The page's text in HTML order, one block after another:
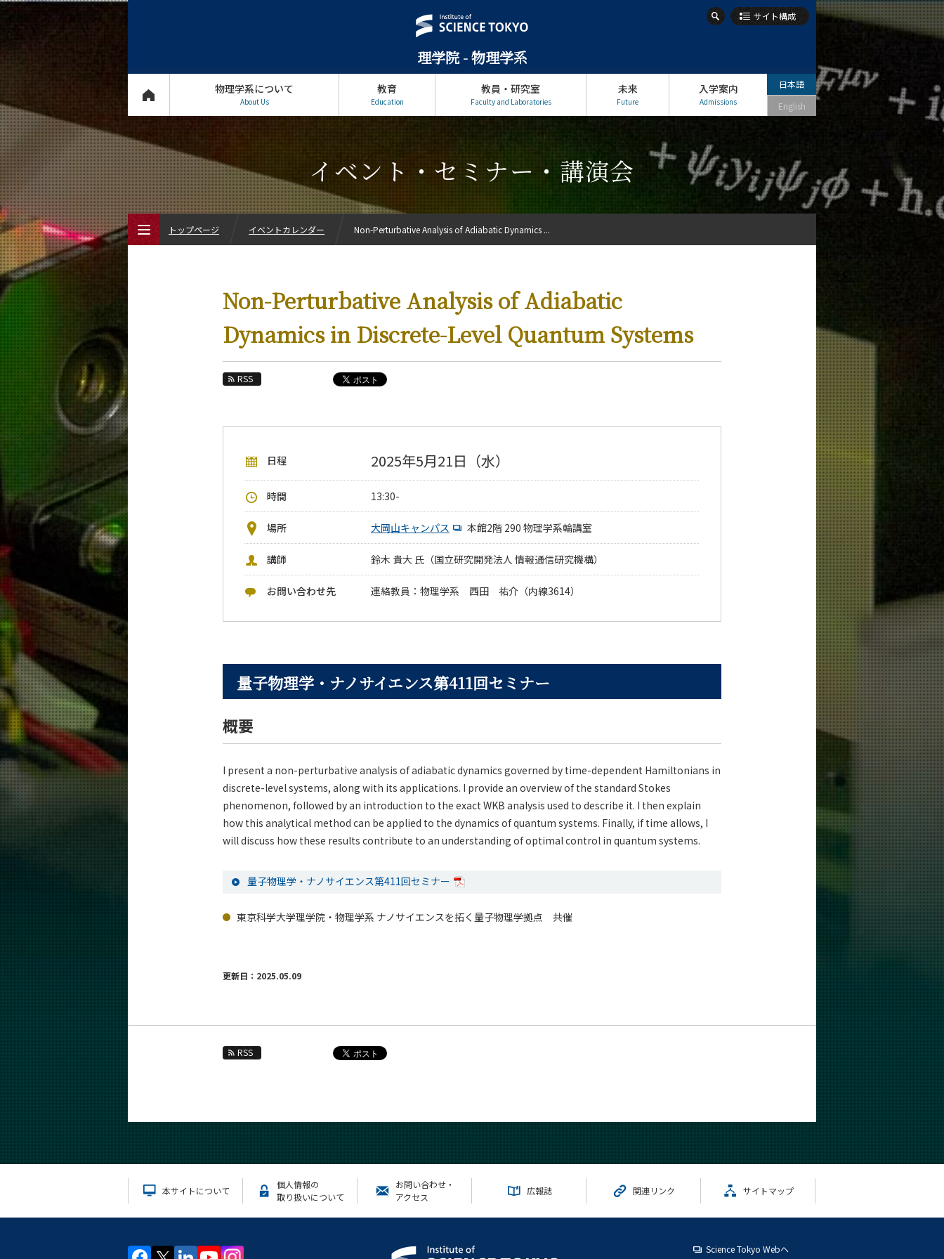
理学院 - 物理学系
サイト構成
物理学系について
About Us
教育
Education
教員・研究室
Faculty and Laboratories
未来
Future
入学案内
Admissions
日本語
English
イベント・セミナー・講演会
Non-Perturbative Analysis of Adiabatic
Dynamics in Discrete-Level Quantum Systems
RSS
日程 2025年5月21日（水）
時間 13:30-
場所 大岡山キャンパス 本館2階 290 物理学系輪講室
講師 鈴木 貴大 氏（国立研究開発法人 情報通信研究機構）
お問い合わせ先 連絡教員：物理学系 西田 祐介（内線3614）
量子物理学・ナノサイエンス第411回セミナー
概要
I present a non-perturbative analysis of adiabatic dynamics governed by time-dependent Hamiltonians in
discrete-level systems, along with its applications. I provide an overview of the standard Stokes
phenomenon, followed by an introduction to the exact WKB analysis used to describe it. I then explain
how this analytical method can be applied to the dynamics of quantum systems. Finally, if time allows, I
will discuss how these results contribute to an understanding of optimal control in quantum systems.
量子物理学・ナノサイエンス第411回セミナー
東京科学大学理学院・物理学系 ナノサイエンスを拓く量子物理学拠点 共催
更新日：2025.05.09
RSS
本サイトについて
個人情報の
取り扱いについて
お問い合わせ・
アクセス
広報誌 関連リンク サイトマップ
Science Tokyo Webヘ
トップページ イベントカレンダー Non-Perturbative Analysis of Adiabatic Dynamics ...
今後の課程別イベント